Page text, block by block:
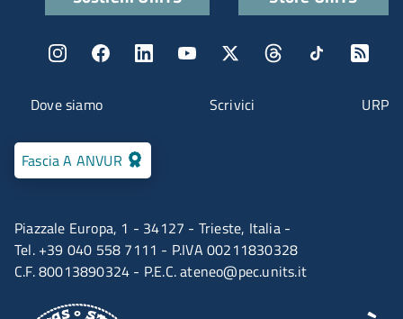
Piazzale Europa, 1 - 34127 - Trieste, Italia -
Tel. +39 040 558 7111 - P.IVA 00211830328
C.F. 80013890324 - P.E.C.ateneo@pec.units.it
Fascia A ANVUR
Menu contatti
Dove siamo Scrivici URP
Menu social